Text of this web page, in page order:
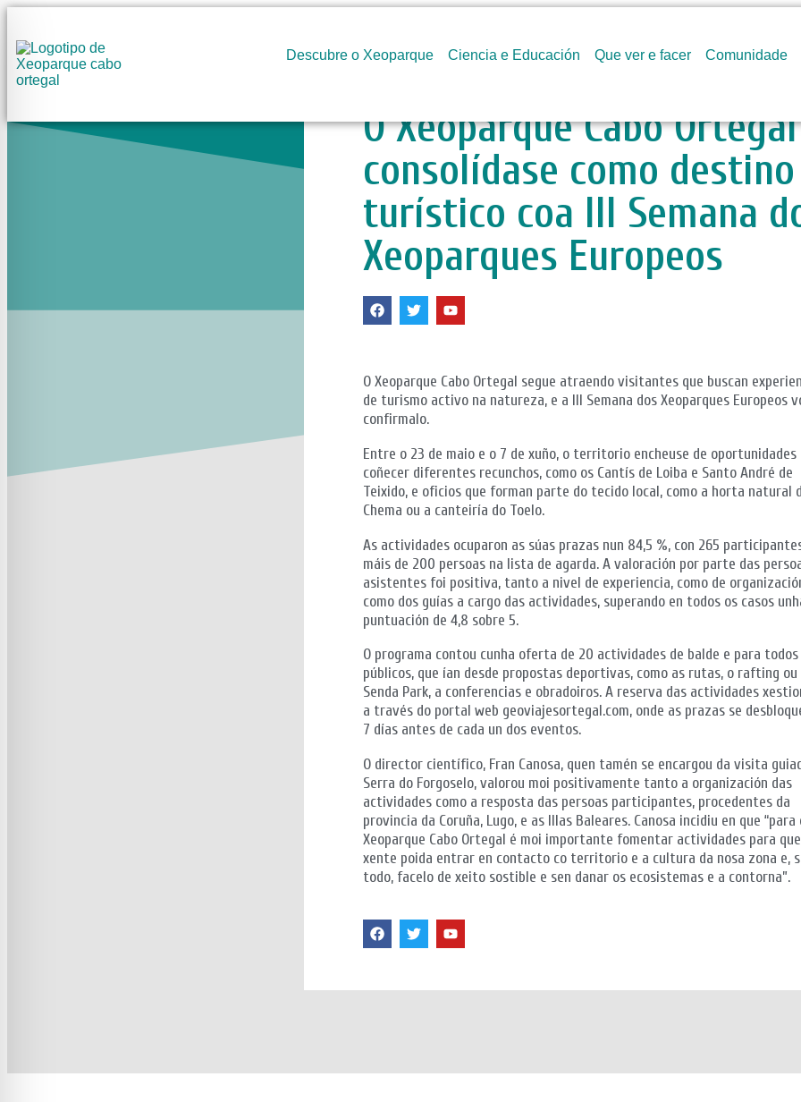
Descubre o Xeoparque Ciencia e Educación Que ver e facer Comunidade
O Xeoparque Cabo Ortegal
consolídase como destino
turístico coa III Semana
Xeoparques Europeos
O Xeoparque Cabo Ortegal segue atraendo visitantes que buscan
de turismo activo na natureza, e a III Semana dos Xeoparques Europeos
confirmalo.
Entre o 23 de maio e o 7 de xuño, o territorio encheuse de oportunidades
coñecer diferentes recunchos, como os Cantís de Loiba e Santo André de
Teixido, e oficios que forman parte do tecido local, como a horta natural
Chema ou a canteiría do Toelo.
As actividades ocuparon as súas prazas nun 84,5 %, con 265
máis de 200 persoas na lista de agarda. A valoración por parte das
asistentes foi positiva, tanto a nivel de experiencia, como de
como dos guías a cargo das actividades, superando en todos os casos
puntuación de 4,8 sobre 5.
O programa contou cunha oferta de 20 actividades de balde e para todos
públicos, que ían desde propostas deportivas, como as rutas, o rafting ou
Senda Park, a conferencias e obradoiros. A reserva das actividades
a través do portal web geoviajesortegal.com, onde as prazas se
7 días antes de cada un dos eventos.
O director científico, Fran Canosa, quen tamén se encargou da visita
Serra do Forgoselo, valorou moi positivamente tanto a organización das
actividades como a resposta das persoas participantes, procedentes da
provincia da Coruña, Lugo, e as Illas Baleares. Canosa incidiu en que “para
Xeoparque Cabo Ortegal é moi importante fomentar actividades para
xente poida entrar en contacto co territorio e a cultura da nosa zona e,
todo, facelo de xeito sostible e sen danar os ecosistemas e a contorna”.